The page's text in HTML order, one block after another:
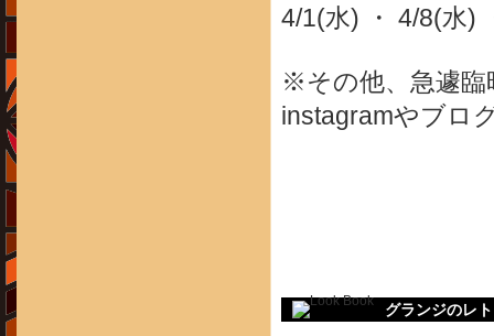
4/1(水) ・ 4/8(水)
※その他、急遽臨
instagramやブロ
グランジのレ